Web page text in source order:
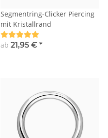
Segmentring-Clicker Piercing
mit Kristallrand
ab 21,95 € *